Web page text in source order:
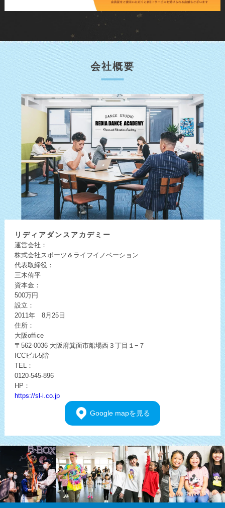
会社概要
リディアダンスアカデミー
運営会社：
株式会社スポーツ＆ライフイノベーション
代表取締役：
三木侑平
資本金：
500万円
設立：
2011年 8月25日
住所：
大阪office
〒562-0036 大阪府箕面市船場西３丁目１−７
ICCビル5階
TEL：
0120-545-896
HP：
https://sl-i.co.jp
Google mapを見る